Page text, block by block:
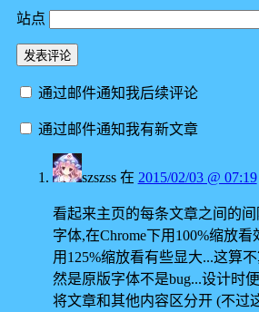
站点
通过邮件通知我后续评论
通过邮件通知我有新文章
szszss在 2015/02/03 @ 07:19
看起来主页的每条文章之间的
字体,在Chrome下用100%缩放
用125%缩放看有些显大...这算
然是原版字体不是bug...设计时
将文章和其他内容区分开 (不过